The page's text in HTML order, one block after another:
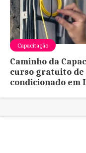
Capacitação
Caminho da
curso gratuito de
condicionado em